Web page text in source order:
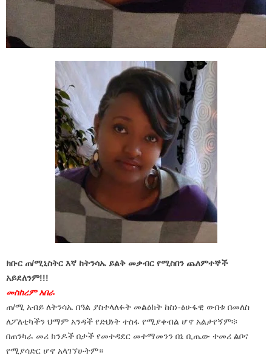
ክቡር ጠ/ሚኒስትር እኛ ከትንሳኤ ይልቅ መቃብር የሚስበን ጨለምተኞች
አይደለንም!!!
መስከረም አበራ
ጠ/ሚ አብይ ለትንሳኤ በዓል ያስተላለፉት መልዕክት ከስነ-ፅሁፋዊ ውበቱ በመለስ
ለፖለቲካችን ህማም አንዳች የድህነት ተስፋ የሚያቀብል ሆኖ አልታየኝም፨
በጠንካራ መሪ ክንዶች በታች የመተዳደር መተማመንን በኔ ቢጤው ተመሪ ልቦና
የሚያሳድር ሆኖ አላገኘሁትም።